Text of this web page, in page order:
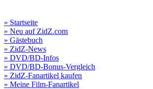
» Startseite
» Neu auf ZidZ.com
» Gästebuch
» ZidZ-News
» DVD/BD-Infos
» DVD/BD-Bonus-Vergleich
» ZidZ-Fanartikel kaufen
» Meine Film-Fanartikel